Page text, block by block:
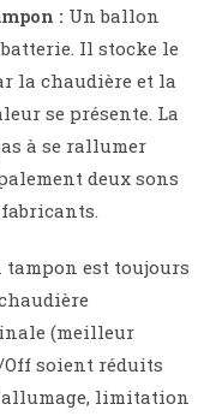
: Un ballon
Il stocke le
la chaudière et la
se présente. La
à se rallumer
deux sons
est toujours
(meilleur
Off soient réduits
limitation